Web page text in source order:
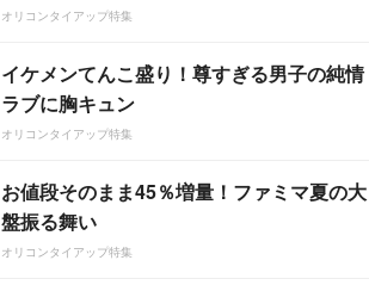
オリコンタイアップ特集
イケメンてんこ盛り！尊すぎる男子の純情
ラブに胸キュン
オリコンタイアップ特集
お値段そのまま45％増量！ファミマ夏の大
盤振る舞い
オリコンタイアップ特集